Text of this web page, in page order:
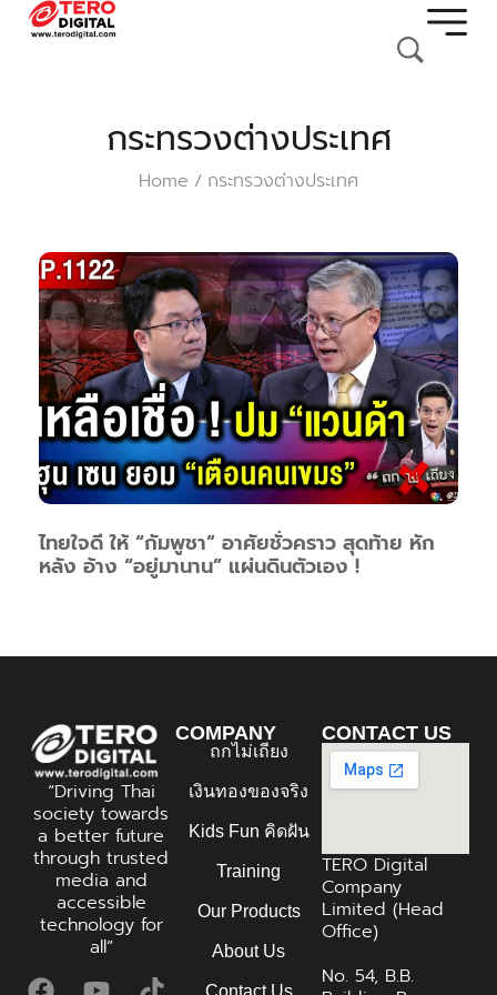
กระทรวงต่างประเทศ
Home / กระทรวงต่างประเทศ
ไทยใจดี ให้ “กัมพูชา” อาศัยชั่วคราว สุดท้าย หัก
หลัง อ้าง “อยู่มานาน” แผ่นดินตัวเอง !
“Driving Thai
society towards
a better future
through trusted
media and
accessible
technology for
all”
COMPANY
ถกไม่เถียง
เงินทองของจริง
Kids Fun คิดฝัน
Training
Our Products
About Us
Contact Us
CONTACT US
TERO Digital
Company
Limited (Head
Office)
No. 54, B.B.